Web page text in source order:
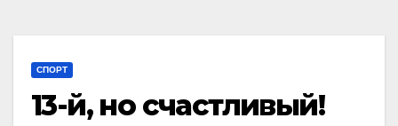
СПОРТ
13-й, но счастливый!